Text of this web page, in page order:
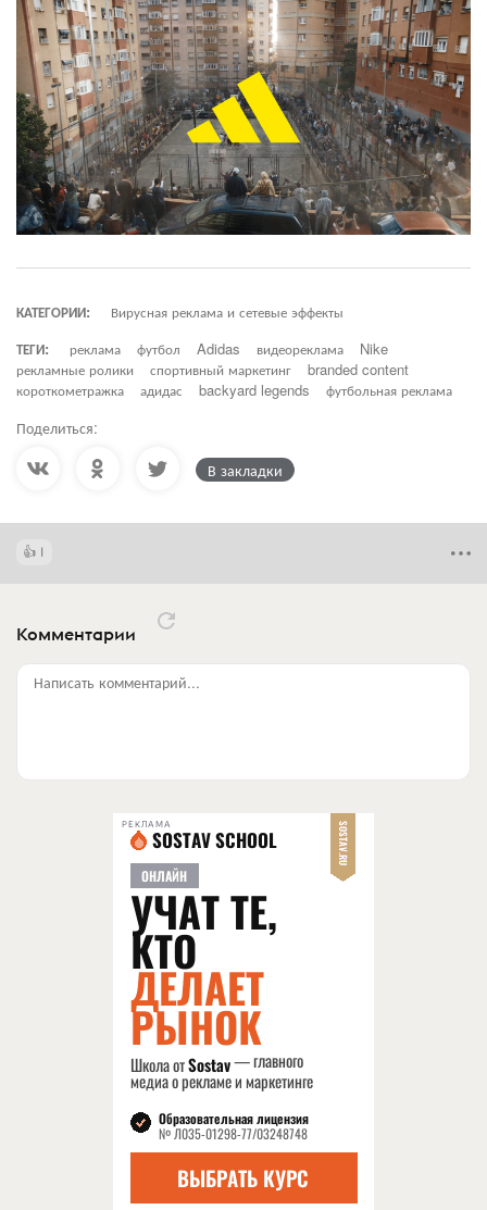
КАТЕГОРИИ:
Вирусная реклама и сетевые эффекты
ТЕГИ:
реклама футбол Adidas видеореклама
Nike
рекламные ролики
спортивный маркетинг
branded content
короткометражка
адидас backyard legends футбольная реклама
Поделиться:
В закладки
1
Комментарии
Написать комментарий...
РЕКЛАМА